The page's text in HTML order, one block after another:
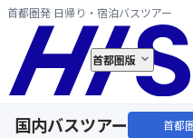
首都圏発 日帰り・宿泊バスツアー
首都圏版
国内バスツアー 首都